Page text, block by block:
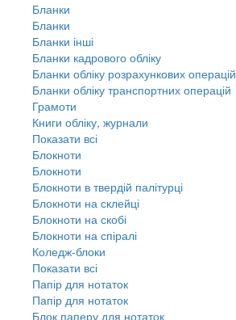
Бланки
Бланки
Бланки інші
Бланки кадрового обліку
Бланки обліку розрахункових операцій
Бланки обліку транспортних операцій
Грамоти
Книги обліку, журнали
Показати всі
Блокноти
Блокноти
Блокноти в твердій палітурці
Блокноти на склейці
Блокноти на скобі
Блокноти на спіралі
Коледж-блоки
Показати всі
Папір для нотаток
Папір для нотаток
Блок паперу для нотаток